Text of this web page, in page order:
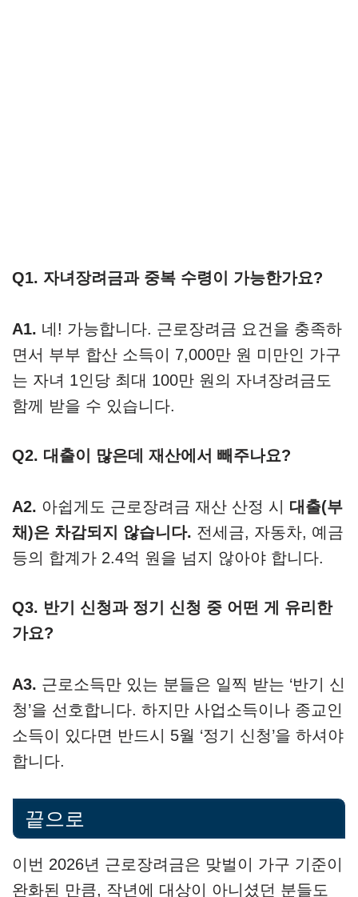
Q1. 자녀장려금과 중복 수령이 가능한가요?
A1. 네! 가능합니다. 근로장려금 요건을 충족하
면서 부부 합산 소득이 7,000만 원 미만인 가구
는 자녀 1인당 최대 100만 원의 자녀장려금도
함께 받을 수 있습니다.
Q2. 대출이 많은데 재산에서 빼주나요?
A2. 아쉽게도 근로장려금 재산 산정 시 대출(부
채)은 차감되지 않습니다. 전세금, 자동차, 예금
등의 합계가 2.4억 원을 넘지 않아야 합니다.
Q3. 반기 신청과 정기 신청 중 어떤 게 유리한
가요?
A3. 근로소득만 있는 분들은 일찍 받는 ‘반기 신
청’을 선호합니다. 하지만 사업소득이나 종교인
소득이 있다면 반드시 5월 ‘정기 신청’을 하셔야
합니다.
끝으로
이번 2026년 근로장려금은 맞벌이 가구 기준이
완화된 만큼, 작년에 대상이 아니셨던 분들도